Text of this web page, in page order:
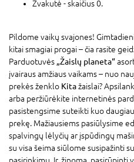
Žvakutė - skaičius 0.
Pildome vaikų svajones!
kitai smagiai progai – čia rasite
Parduotuvės „Žaislų planeta“
įvairaus amžiaus vaikams – nuo
prekės ženklo Kitažaislai?
arba peržiūrėkite internetinės
pasistengsime suteikti kuo
prekę. Mažiausiems pasiūlysime
spalvingų lėlyčių ar įspūdingų
su visa šeima siūlome susipažinti
pasirinkimu. Ir, žinoma, pasirūpinti